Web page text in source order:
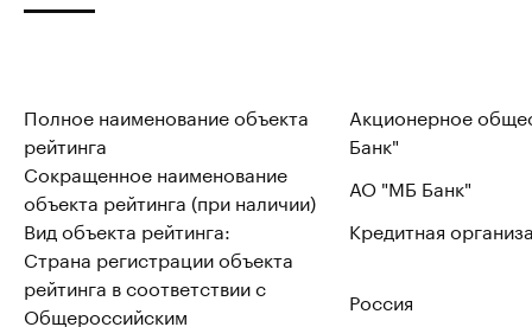
Полное наименование объекта
рейтинга
Акционерное
Банк"
Сокращенное наименование
объекта рейтинга (при наличии)
АО "МБ Банк"
Вид объекта рейтинга:
Кредитная
Страна регистрации объекта
рейтинга в соответствии с
Общероссийским
Россия